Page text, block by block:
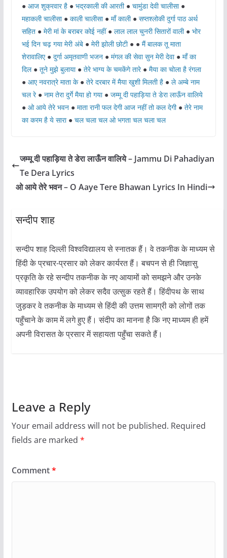
● आज शुक्रवार है● भद्रकाली की आरती● चामुंडा देवी चालीसा●
महाकली चालीसा● काली चालीसा● माँ काली● सप्तश्लोकी दुर्गा पाठ अर्थ
सहित● मेरी मां के बराबर कोई नहीं● लाल लाल चुनरी सितारों वाली● भोर
भई दिन चढ़ गया मेरी अंबे● मेरी झोली छोटी● ● मैं बालक तू माता
शेरावालिए● दुर्गा अमृतवाणी भजन● मंगल की सेवा सुन मेरी देवा● माँ का
दिल● तूने मुझे बुलाया● तेरे भाग्य के चमकेंगे तारे● मैया का चोला है रंगला
● आए नवरात्रे माता के● तेरे दरबार में मैया खुशी मिलती है ● ले अम्बे नाम
चल रे● नाम तेरा दुर्गे मैया हो गया● जम्मू दी पहाड़िया ते डेरा लाऊँन वालिये
● ओ आये तेरे भवन● माता रानी फल देगी आज नहीं तो कल देगी● तेरे नाम
का करम है ये सारा● चल चला चल ओ भगता चल चला चल
जम्मू दी पहाड़िया ते डेरा लाऊँन वालिये – Jammu Di Pahadiyan
Te Dera Lyrics
ओ आये तेरे भवन – O Aaye Tere Bhawan Lyrics In Hindi
सन्दीप शाह
सन्दीप शाह दिल्ली विश्वविद्यालय से स्नातक हैं। वे तकनीक के माध्यम से
हिंदी के प्रचार-प्रसार को लेकर कार्यरत हैं। बचपन से ही जिज्ञासु
प्रकृति के रहे सन्दीप तकनीक के नए आयामों को समझने और उनके
व्यावहारिक उपयोग को लेकर सदैव उत्सुक रहते हैं। हिंदीपथ के साथ
जुड़कर वे तकनीक के माध्यम से हिंदी की उत्तम सामग्री को लोगों तक
पहुँचाने के काम में लगे हुए हैं। संदीप का मानना है कि नए माध्यम ही हमें
अपनी विरासत के प्रसार में सहायता पहुँचा सकते हैं।
Leave a Reply
Your email address will not be published. Required
fields are marked *
Comment*